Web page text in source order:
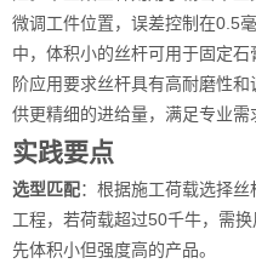
微调工件位置，误差控制在0.5
中，体积小的丝杆可用于固定
阶应用要求丝杆具有高耐磨性
供更精细的进给量，满足专业需
实践要点
选型匹配：根据施工荷载选择
工程，若荷载超过50千牛，需
先体积小但强度高的产品。